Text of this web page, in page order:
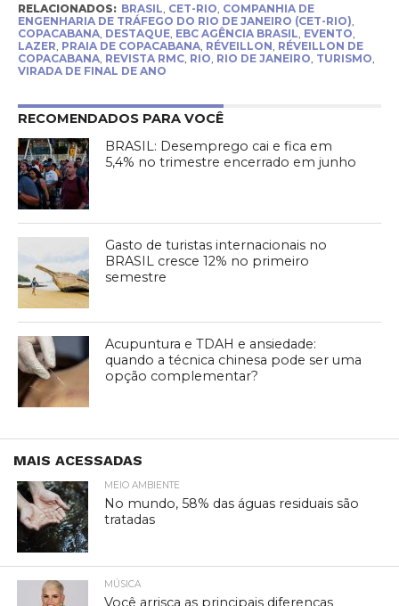
RELACIONADOS: BRASIL CET-RIO COMPANHIA DE
ENGENHARIA DE TRÁFEGO DO RIO DE JANEIRO (CET-RIO)
COPACABANA, DESTAQUE, EBC AGÊNCIA BRASIL EVENTO
LAZER PRAIA DE COPACABANA, RÉVEILLON RÉVEILLON DE
COPACABANA, REVISTA RMC, RIO RIO DE JANEIRO TURISMO
VIRADA DE FINAL DE ANO
RECOMENDADOS PARA VOCÊ
BRASIL: Desemprego cai e fica em
5,4% no trimestre encerrado em junho
Gasto de turistas internacionais no
BRASIL cresce 12% no primeiro
semestre
Acupuntura e TDAH e ansiedade:
quando a técnica chinesa pode ser uma
opção complementar?
MAIS ACESSADAS
MEIO AMBIENTE
No mundo, 58% das águas residuais são
tratadas
MÚSICA
Você arrisca as principais diferenças